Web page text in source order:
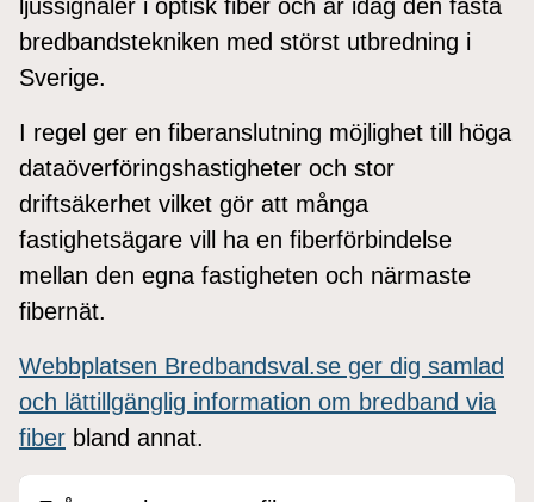
ljussignaler i optisk fiber och är idag den fasta
bredbandstekniken med störst utbredning i
Sverige.
I regel ger en fiberanslutning möjlighet till höga
dataöverföringshastigheter och stor
driftsäkerhet vilket gör att många
fastighetsägare vill ha en fiberförbindelse
mellan den egna fastigheten och närmaste
fibernät.
Webbplatsen Bredbandsval.se ger dig samlad
och lättillgänglig information om bredband via
fiber bland annat.